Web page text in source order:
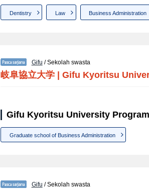
Dentistry Law Business Administration
Gifu / Sekolah swasta
岐阜協立大学 | Gifu Kyoritsu
Gifu Kyoritsu University
Graduate school of Business Administration
Gifu / Sekolah swasta